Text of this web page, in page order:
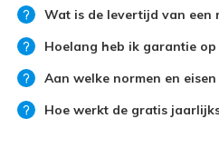
Wat is de levertijd van een
Hoelang heb ik garantie
Aan welke normen en
Hoe werkt de gratis